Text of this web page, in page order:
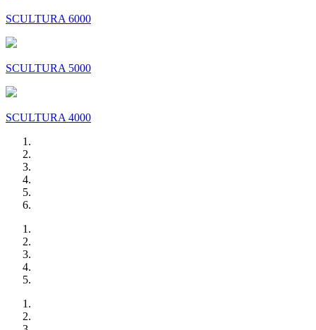
SCULTURA 6000
SCULTURA 5000
SCULTURA 4000